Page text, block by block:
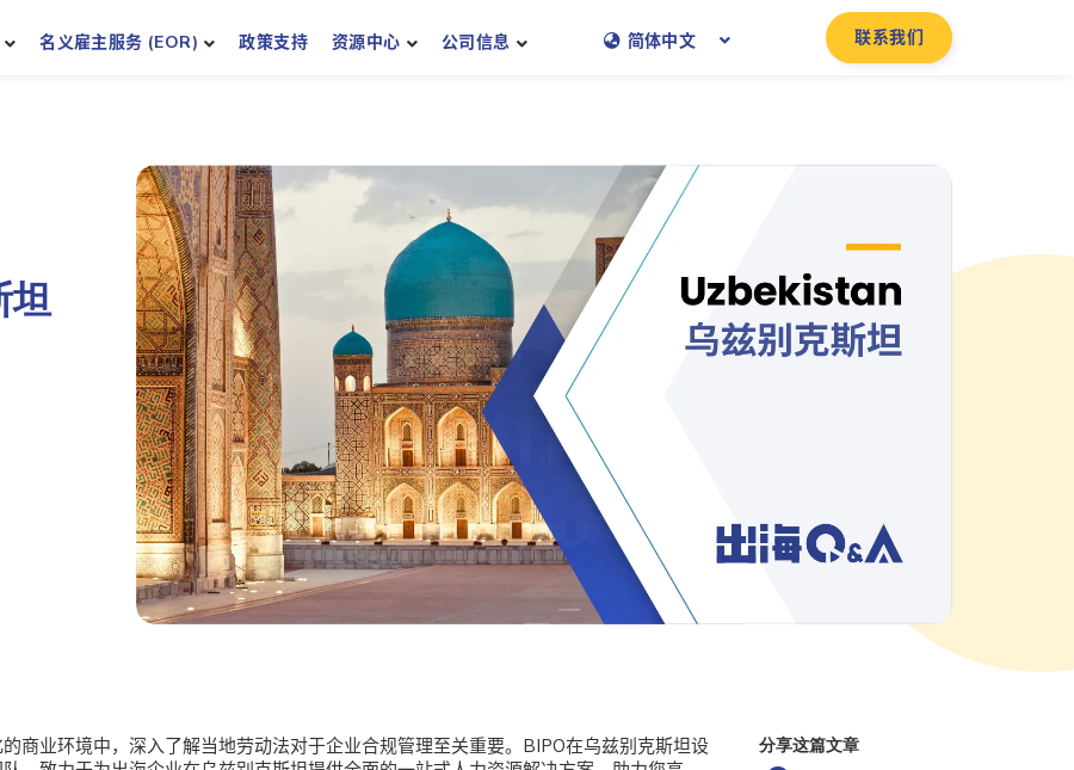
名义雇主服务 (EOR) 政策支持 资源中心 公司信息 简体中文 联系我们
坦
商业环境中，深入了解当地劳动法对于企业合规管理至关重要。BIPO在乌兹别克斯坦设
分享这篇文章